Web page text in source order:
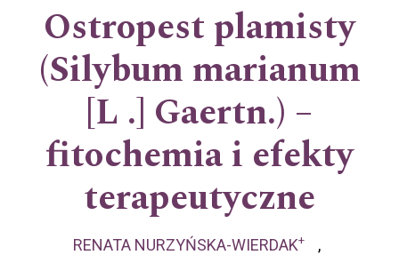
Ostropest plamisty
(Silybum marianum
[L .] Gaertn.) –
fitochemia i efekty
terapeutyczne
RENATA NURZYŃSKA-WIERDAK+